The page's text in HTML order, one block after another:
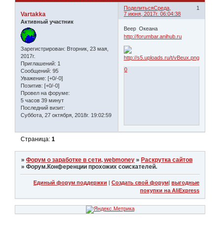
Поделиться 1
Среда,
7 июня, 2017г. 06:04:38
Vartakka
Активный участник
Зарегистрирован: Вторник, 23 мая,
2017г.
Приглашений: 1
Сообщений: 95
Уважение: [+0/-0]
Позитив: [+0/-0]
Провел на форуме:
5 часов 39 минут
Последний визит:
Суббота, 27 октября, 2018г. 19:02:59
Веер Океана
http://forumbar.anihub.ru
0
Страница:1
»Форум о заработке в сети, webmoney » Раскрутка сайтов
»Форум.Конференции прохожих соискателей.
Единый форум поддержки | Создать свой форум| выгодные
покупки на AliExpress